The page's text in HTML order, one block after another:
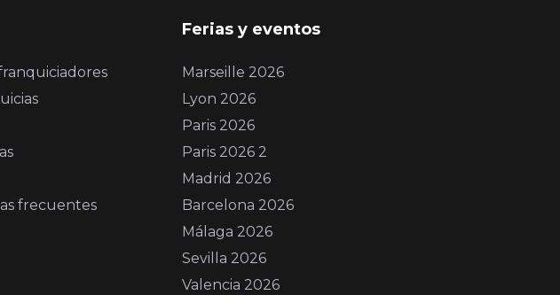
frecuentes
Ferias y eventos
Marseille 2026
Lyon 2026
Paris 2026
Paris 2026 2
Madrid 2026
Barcelona 2026
Málaga 2026
Sevilla 2026
Valencia 2026